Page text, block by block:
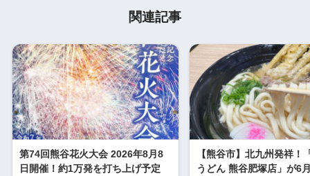
関連記事
第74回熊谷花火大会 2026年8月8
日開催！約1万発を打ち上げ予定
【熊谷市】北九州発祥！
うどん 熊谷肥塚店」が6